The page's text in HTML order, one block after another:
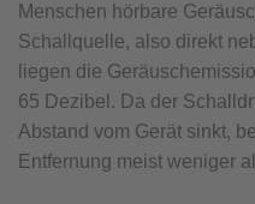
Menschen hörbare
Schallquelle, also direkt
liegen die
65 Dezibel. Da der
Abstand vom Gerät sinkt,
Entfernung meist weniger